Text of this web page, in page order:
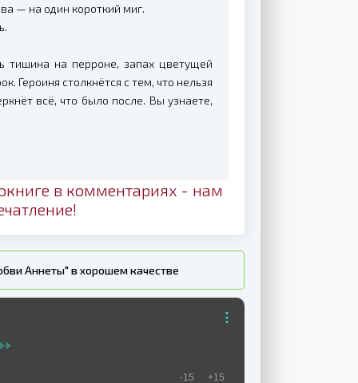
— на один короткий миг.
тишина на перроне, запах цветущей
Героиня столкнётся с тем, что нельзя
всё, что было после. Вы узнаете,
в комментариях - нам
Аннеты" в хорошем качестве
-15 +15